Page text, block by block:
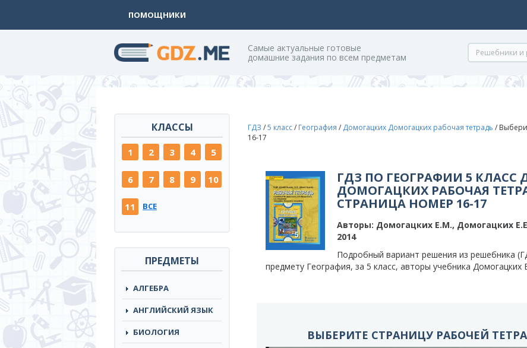
ПОМОЩНИКИ
Cамые актуальные готовые
домашние задания по всем предметам
КЛАССЫ
1 2 3 4 5
6 7 8 9 10
11 ВСЕ
ПРЕДМЕТЫ
АЛГЕБРА
АНГЛИЙСКИЙ ЯЗЫК
БИОЛОГИЯ
ГДЗ /5 класс/ География / Домогацких Домогацких рабочая тетрадь /
16-17
ГДЗ ПО ГЕОГРАФИИ 5
ДОМОГАЦКИХ РАБОЧАЯ
СТРАНИЦА НОМЕР 16-17
Авторы: Домогацких Е.М., Домогацких
2014
Подробный вариант решения из решебника
предмету География, за 5 класс, авторы учебника Домогацких
ВЫБЕРИТЕ СТРАНИЦУ РАБОЧЕЙ